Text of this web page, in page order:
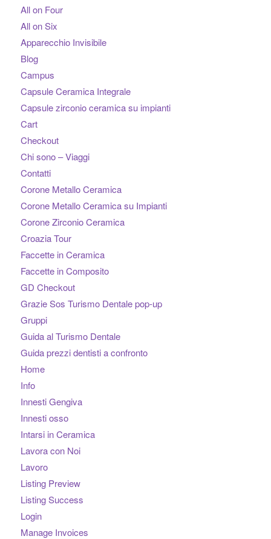
All on Four
All on Six
Apparecchio Invisibile
Blog
Campus
Capsule Ceramica Integrale
Capsule zirconio ceramica su impianti
Cart
Checkout
Chi sono – Viaggi
Contatti
Corone Metallo Ceramica
Corone Metallo Ceramica su Impianti
Corone Zirconio Ceramica
Croazia Tour
Faccette in Ceramica
Faccette in Composito
GD Checkout
Grazie Sos Turismo Dentale pop-up
Gruppi
Guida al Turismo Dentale
Guida prezzi dentisti a confronto
Home
Info
Innesti Gengiva
Innesti osso
Intarsi in Ceramica
Lavora con Noi
Lavoro
Listing Preview
Listing Success
Login
Manage Invoices